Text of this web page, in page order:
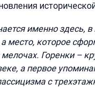
именно здесь,
а место, которое
Горенки –
а первое
с